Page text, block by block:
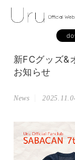
新FCグッズ&
お知らせ
News